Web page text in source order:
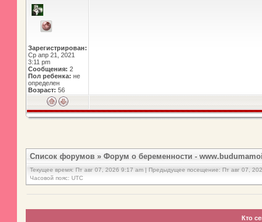
Зарегистрирован:
Ср апр 21, 2021
3:11 pm
Сообщения: 2
Пол ребенка: не
определен
Возраст: 56
Список форумов » Форум о беременности -
Текущее время: Пт авг 07, 2026 9:17 am | Предыдущее посещение: Пт авг 07,
Часовой пояс: UTC
Кто